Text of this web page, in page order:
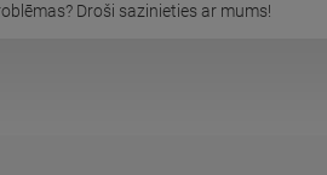
Droši sazinieties ar mums!